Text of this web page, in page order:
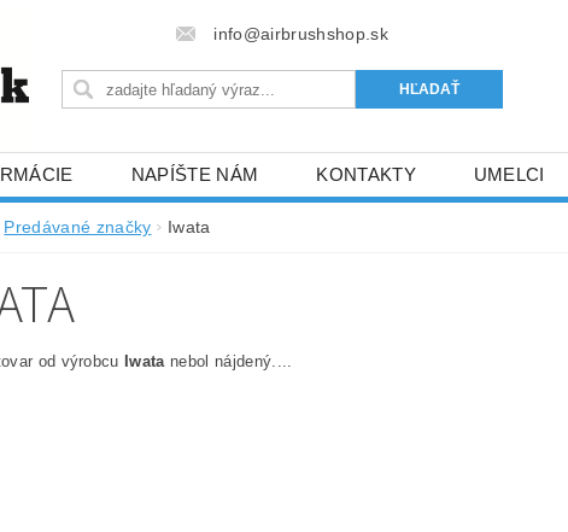
info@airbrushshop.sk
NAPÍŠTE NÁM KONTAKTY UMELCI
Predávané značky Iwata
od výrobcu Iwatanebol nájdený....